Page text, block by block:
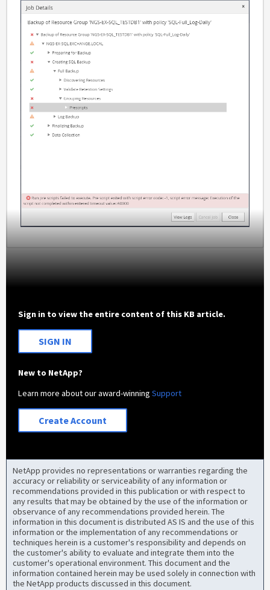
Sign in to view the entire content of this KB article.
SIGN IN
New to NetApp?
Learn more about our award-winningSupport
Create Account
NetApp provides no representations or warranties regarding the
accuracy or reliability or serviceability of any information or
recommendations provided in this publication or with respect to
any results that may be obtained by the use of the information or
observance of any recommendations provided herein. The
information in this document is distributed AS IS and the use of this
information or the implementation of any recommendations or
techniques herein is a customer's responsibility and depends on
the customer's ability to evaluate and integrate them into the
customer's operational environment. This document and the
information contained herein may be used solely in connection with
the NetApp products discussed in this document.